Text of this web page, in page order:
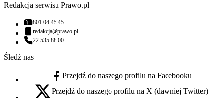
Redakcja serwisu Prawo.pl
Numer telefonu:
801 04 45 45
Adres email:
redakcja@prawo.pl
Numer telefonu:
22 535 88 00
Śledź nas
facebook - otwiera się w nowej karcie
Przejdź do naszego profilu na Facebooku
x - otwiera się w nowej karcie
Przejdź do naszego profilu na X (dawniej Twitter)